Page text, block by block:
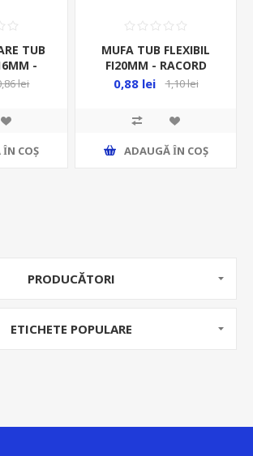
TUB
-
lei
COŞ
MUFA TUB FLEXIBIL
FI20MM - RACORD
0,88 lei 1,10 lei
ADAUGĂ ȊN COŞ
PRODUCĂTORI
ETICHETE POPULARE